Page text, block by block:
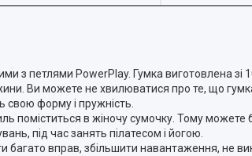
з петлями PowerPlay. Гумка виготовлена зі
Ви можете не хвилюватися про те, що
свою форму і пружність.
поміститься в жіночу сумочку. Тому можете
під час занять пілатесом і йогою.
багато вправ, збільшити навантаження, не